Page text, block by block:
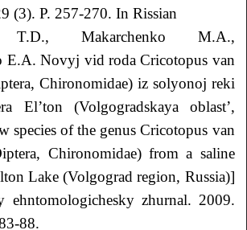
(3). P. 257-270. In Rissian
T.D., Makarchenko M.А.,
E.А. Novyj vid roda Cricotopus van
Chironomidae) iz solyonoj reki
El’ton (Volgogradskaya oblast’,
species of the genus Cricotopus van
Chironomidae) from a saline
Lake (Volgograd region, Russia)]
ehntomologichesky zhurnal. 2009.
88.